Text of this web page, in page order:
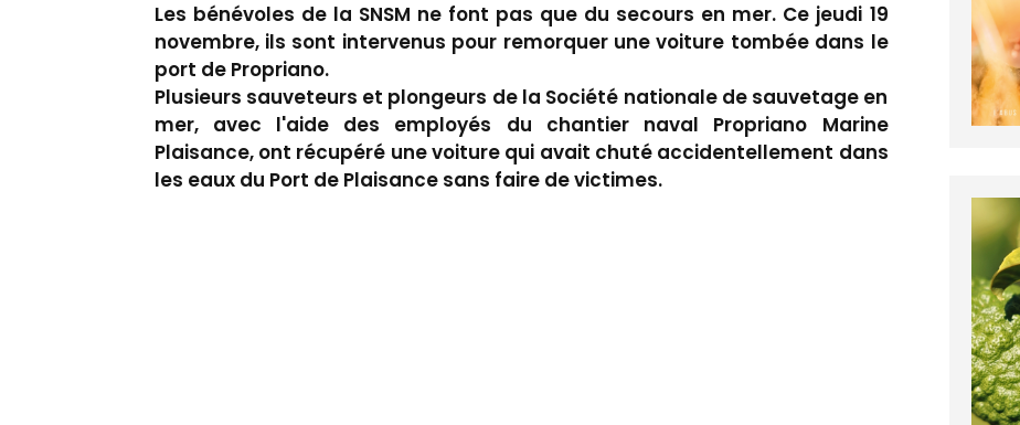
Les bénévoles de la SNSM ne font pas que du secours en mer. Ce jeudi 19
novembre, ils sont intervenus pour remorquer une voiture tombée dans le
port de Propriano.
Plusieurs sauveteurs et plongeurs de la Société nationale de sauvetage en
mer, avec l'aide des employés du chantier naval Propriano Marine
Plaisance, ont récupéré une voiture qui avait chuté accidentellement dans
les eaux du Port de Plaisance sans faire de victimes.